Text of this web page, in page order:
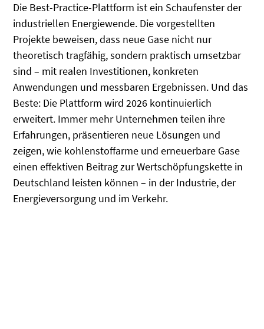
Die Best-Practice-Plattform ist ein Schaufenster der
industriellen Energiewende. Die vorgestellten
Projekte beweisen, dass neue Gase nicht nur
theoretisch tragfähig, sondern praktisch umsetzbar
sind – mit realen Investitionen, konkreten
Anwendungen und messbaren Ergebnissen. Und das
Beste: Die Plattform wird 2026 kontinuierlich
erweitert. Immer mehr Unternehmen teilen ihre
Erfahrungen, präsentieren neue Lösungen und
zeigen, wie kohlenstoffarme und erneuerbare Gase
einen effektiven Beitrag zur Wertschöpfungskette in
Deutschland leisten können – in der Industrie, der
Energieversorgung und im Verkehr.